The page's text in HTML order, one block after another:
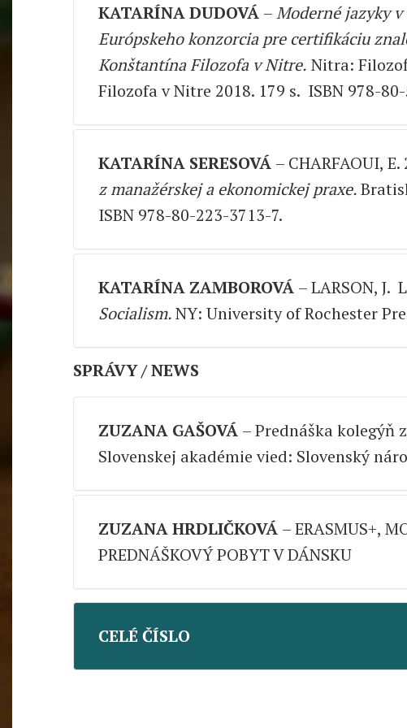
str./pp. 96 – 100
Fulltext
KATARÍNA DUDOVÁ –Moderné jazyky
Európskeho konzorcia pre certifikáciu
Konštantína Filozofa v Nitre. Nitra:
Filozofa v Nitre 2018. 179 s. ISBN 978-
str./pp. 101 – 102
Fulltext
KATARÍNA SERESOVÁ – CHARFAOUI, E.
z manažérskej a ekonomickej praxe.
ISBN 978-80-223-3713-7.
str./pp. 103 – 104
Fulltext
KATARÍNA ZAMBOROVÁ – LARSON, J.
Socialism.NY: University of Rochester
str./pp. 105 – 106
SPRÁVY / NEWS
ZUZANA GAŠOVÁ – Prednáška kolegýň
Slovenskej akadémie vied: Slovenský
str./pp. 107 – 108
Fulltext
ZUZANA HRDLIČKOVÁ – ERASMUS+,
PREDNÁŠKOVÝ POBYT V DÁNSKU
str./pp. 109 – 110
CELÉ ČÍSLO